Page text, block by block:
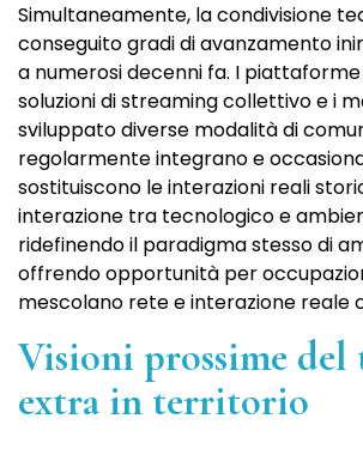
Simultaneamente, la condivisione
conseguito gradi di avanzamento
a numerosi decenni fa. I
soluzioni di streaming collettivo e i
sviluppato diverse modalità di
regolarmente integrano e
sostituiscono le interazioni reali
interazione tra tecnologico e
ridefinendo il paradigma stesso di
offrendo opportunità per
mescolano rete e interazione reale
Visioni prossime del
extra in territorio